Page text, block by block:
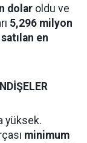
dolar oldu ve
5,296 milyon
en
yüksek.
minimum